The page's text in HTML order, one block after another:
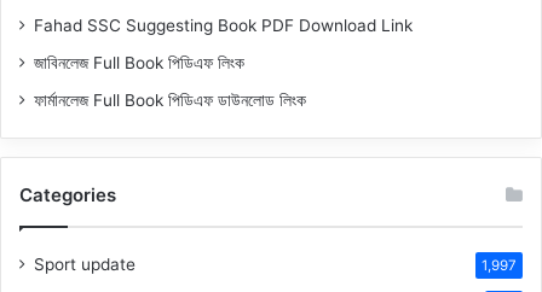
Fahad SSC Suggesting Book PDF Download Link
জাবিনলেজ Full Book পিডিএফ লিংক
ফার্মানলেজ Full Book পিডিএফ ডাউনলোড লিংক
Categories
Sport update 1,997